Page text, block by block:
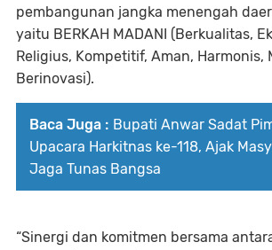
pembangunan jangka menengah
yaitu BERKAH MADANI (Berkualitas,
Religius, Kompetitif, Aman, Harmonis,
Berinovasi).
Baca Juga : Bupati Anwar Sadat
Upacara Harkitnas ke-118, Ajak
Jaga Tunas Bangsa
“Sinergi dan komitmen bersama